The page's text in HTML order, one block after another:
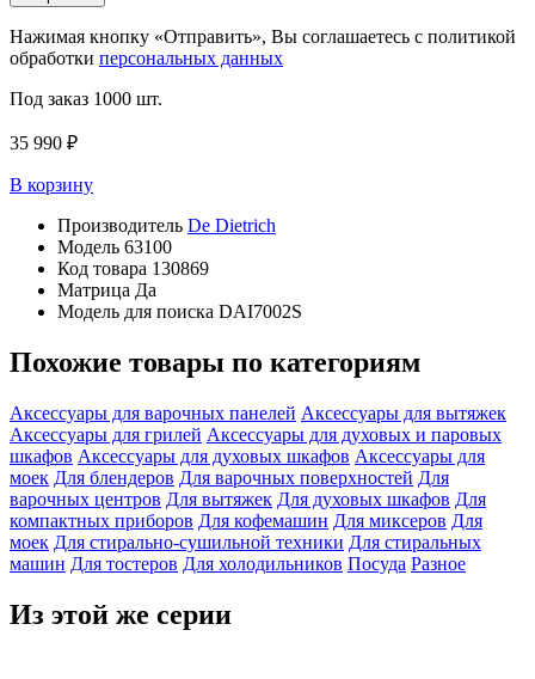
Нажимая кнопку «Отправить», Вы соглашаетесь с политикой
обработки персональных данных
Под заказ 1000 шт.
35 990 ₽
В корзину
Производитель De Dietrich
Модель 63100
Код товара 130869
Матрица Да
Модель для поиска DAI7002S
Похожие товары по категориям
Аксессуары для варочных панелей Аксессуары для вытяжек
Аксессуары для грилей Аксессуары для духовых и паровых
шкафов Аксессуары для духовых шкафов Аксессуары для
моек Для блендеров Для варочных поверхностей Для
варочных центров Для вытяжек Для духовых шкафов Для
компактных приборов Для кофемашин Для миксеров Для
моек Для стирально-сушильной техники Для стиральных
машин Для тостеров Для холодильников Посуда Разное
Из этой же серии